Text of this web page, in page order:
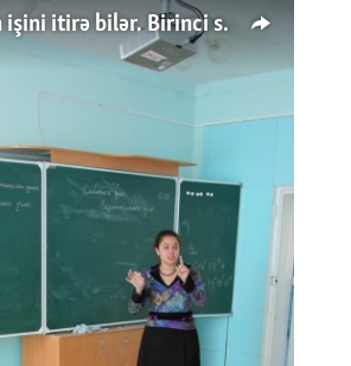
50 min müəllim işini itirə bilər. Birinci sinfə gedənlər azalır